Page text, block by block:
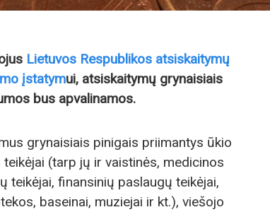
Lietuvos Respublikos atsiskaitymų
įstatymui, atsiskaitymų grynaisiais
bus apvalinamos.
grynaisiais pinigais priimantys ūkio
(tarp jų ir vaistinės, medicinos
teikėjai, finansinių paslaugų teikėjai,
baseinai, muziejai ir kt.), viešojo